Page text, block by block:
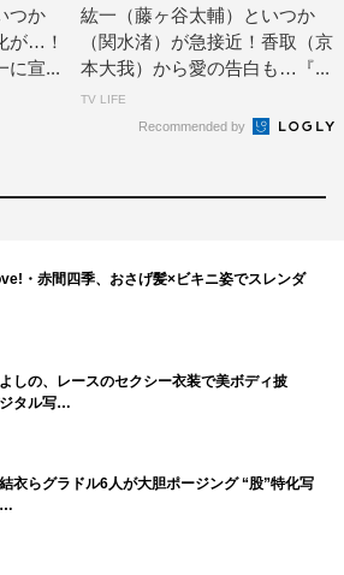
加することができました。キャスト
られましたし、思い出もたくさんで
たです。香取は切ないシーンが多か
自身、この作品が楽しかったので、
日を楽しみにしています。
（関水渚）との初デートに母・設楽
同席することになり、大手飲料メー
をやめたこと、離婚したこと、そし
銀星荘」の管理人をしていることが
一（藤ヶ谷太輔）。息子の現状に驚
キビール」時代の紘一の功績を認
つか
が…！
に宣...
紘一（藤ヶ谷太輔）といつか
（関水渚）が急接近！香取（京
本大我）から愛の告白も…『...
TV LIFE
Recommended by
・赤間四季、おさげ髪×ビキニ姿でスレンダ
しの、レースのセクシー衣装で美ボディ披
タル写…
衣らグラドル6人が大胆ポージング “股”特化写
…